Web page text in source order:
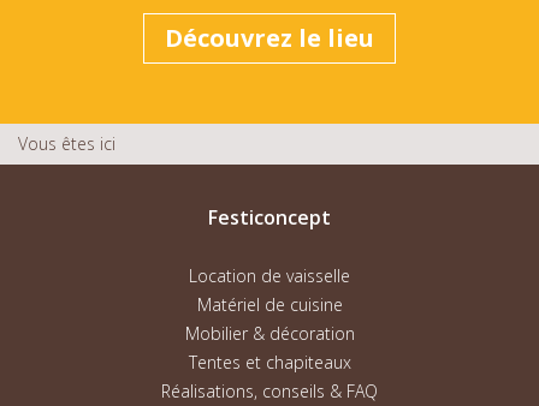
Découvrez le lieu
Vous êtes ici
Festiconcept
Location de vaisselle
Matériel de cuisine
Mobilier & décoration
Tentes et chapiteaux
Réalisations, conseils & FAQ